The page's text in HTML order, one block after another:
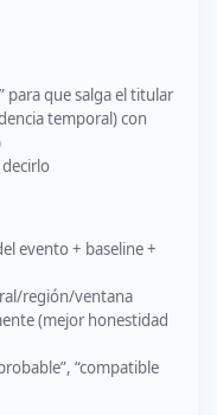
para que salga el titular
temporal) con
evento + baseline +
región/ventana
(mejor honestidad
“compatible